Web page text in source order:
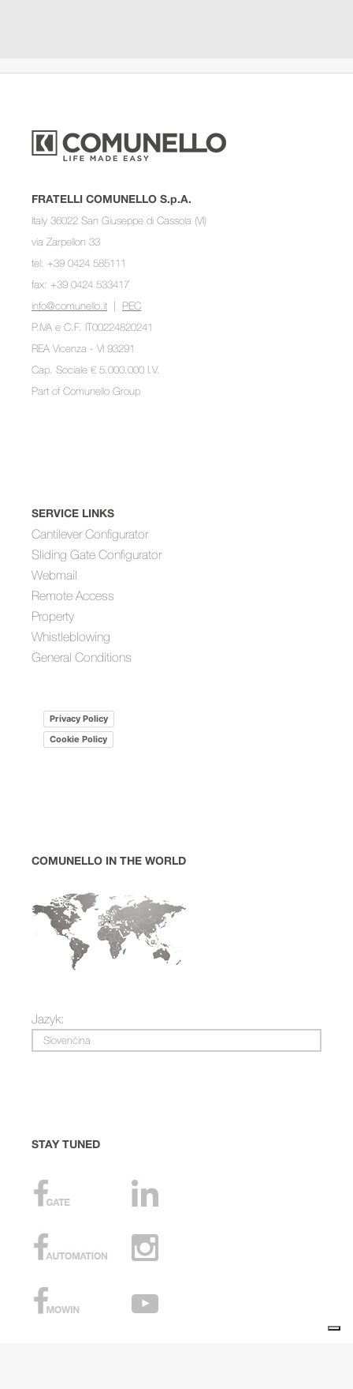
FRATELLI COMUNELLO S.p.A.
Italy 36022 San Giuseppe di Cassola (VI)
via Zarpellon 33
tel: +39 0424 585111
fax: +39 0424 533417
info@comunello.it | PEC
P.IVA e C.F. IT00224820241
REA Vicenza - VI 93291
Cap. Sociale € 5.000.000 I.V.
Part of Comunello Group
SERVICE LINKS
Cantilever Configurator
Sliding Gate Configurator
Webmail
Remote Access
Property
Whistleblowing
General Conditions
Privacy Policy
Cookie Policy
COMUNELLO IN THE WORLD
Jazyk:
Slovenčina
STAY TUNED